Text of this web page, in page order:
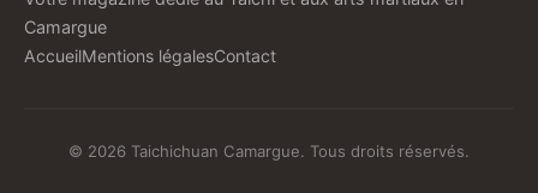
Camargue
AccueilMentions légalesContact
© 2026 Taichichuan Camargue. Tous droits réservés.